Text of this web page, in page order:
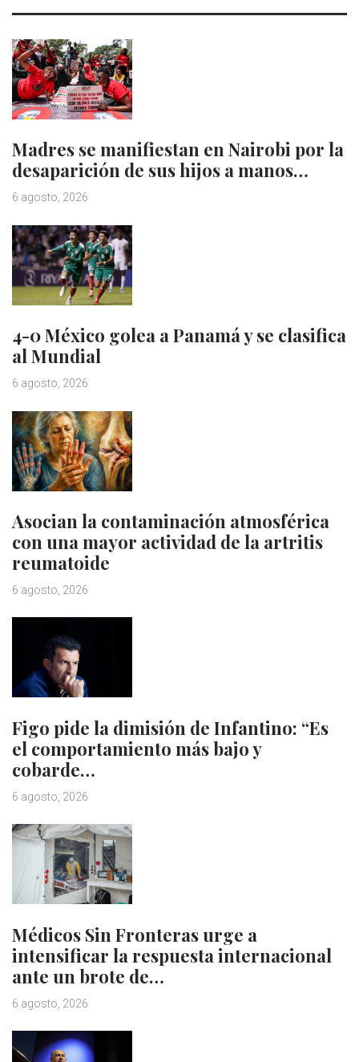
Madres se manifiestan en Nairobi por la
desaparición de sus hijos a manos…
6 agosto, 2026
4-0 México golea a Panamá y se clasifica
al Mundial
6 agosto, 2026
Asocian la contaminación atmosférica
con una mayor actividad de la artritis
reumatoide
6 agosto, 2026
Figo pide la dimisión de Infantino: “Es
el comportamiento más bajo y
cobarde…
6 agosto, 2026
Médicos Sin Fronteras urge a
intensificar la respuesta internacional
ante un brote de…
6 agosto, 2026